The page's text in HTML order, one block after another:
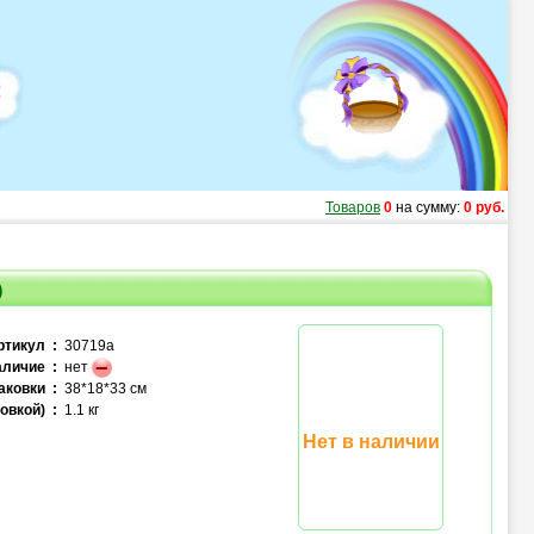
Товаров 0 на сумму: 0 руб.
: 30719a
: нет
: 38*18*33 см
: 1.1 кг
Нет в наличии